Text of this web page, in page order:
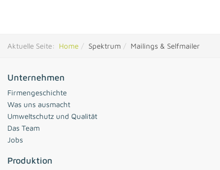
Aktuelle Seite: Home Spektrum Mailings & Selfmailer
Unternehmen
Firmengeschichte
Was uns ausmacht
Umweltschutz und Qualität
Das Team
Jobs
Produktion